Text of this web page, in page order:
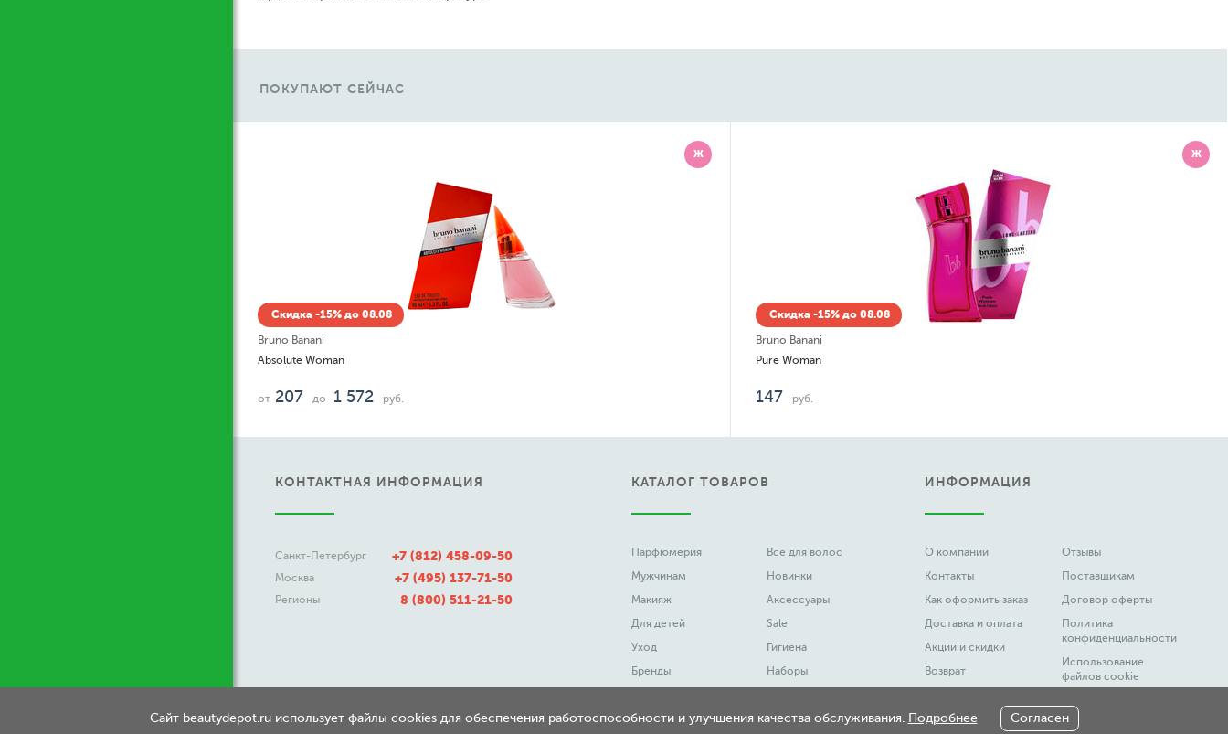
ПОКУПАЮТ СЕЙЧАС
Ж
Скидка -15% до 08.08
Bruno Banani
Absolute Woman
от 207 до 1 572 руб.
Ж
Скидка -15% до 08.08
Bruno Banani
Pure Woman
147 руб.
КОНТАКТНАЯ ИНФОРМАЦИЯ
Санкт-Петербург +7 (812) 458-09-50
Москва +7 (495) 137-71-50
Регионы 8 (800) 511-21-50
КАТАЛОГ ТОВАРОВ
Парфюмерия
Мужчинам
Макияж
Для детей
Уход
Бренды
Все для волос
Новинки
Аксессуары
Sale
Гигиена
Наборы
ИНФОРМАЦИЯ
О компании
Контакты
Как оформить заказ
Доставка и оплата
Акции и скидки
Возврат
Новости
Отзывы
Поставщикам
Договор оферты
Политика
конфиденциальности
Использование
файлов cookie
Сайт beautydepot.ru использует файлы cookies для обеспечения работоспособности и улучшения качества обслуживания. Подробнее Согласен